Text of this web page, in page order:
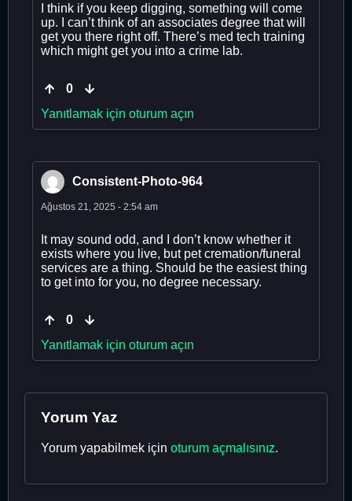
I think if you keep digging, something will come
up. I can’t think of an associates degree that will
get you there right off. There’s med tech training
which might get you into a crime lab.
0
Yanıtlamak için oturum açın
Consistent-Photo-964
Ağustos 21, 2025 - 2:54 am
It may sound odd, and I don’t know whether it
exists where you live, but pet cremation/funeral
services are a thing. Should be the easiest thing
to get into for you, no degree necessary.
0
Yanıtlamak için oturum açın
Yorum Yaz
Yorum yapabilmek için oturum açmalısınız.